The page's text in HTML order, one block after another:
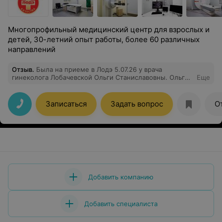
Многопрофильный медицинский центр для взрослых и
детей, 30-летний опыт работы, более 60 различных
направлений
Отзыв. Была на приеме в Лодэ 5.07.26 у врача
гинеколога Лобачевской Ольги Станиславовны. Ольга
У нее всё профессионально, четко, понятно. Получила
рекомендации и конкретную схему лечения, все
вопросы решены. И как всегда вежливое и
внимательное отношение врача и остальных
сотрудников. Визитом довольна, спасибо. Рекомендую.
Еще
Записаться Задать вопрос
Добавить компанию
Добавить специалиста